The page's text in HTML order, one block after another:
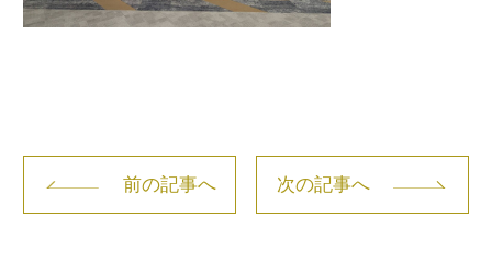
前の記事へ 次の記事へ